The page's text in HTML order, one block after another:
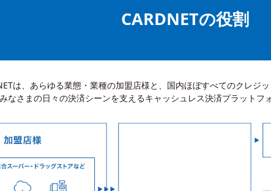
CARDNETの役割
は、あらゆる業態・業種の加盟店様と、国内ほぼすべてのクレジ
なさまの日々の決済シーンを支えるキャッシュレス決済プラットフ